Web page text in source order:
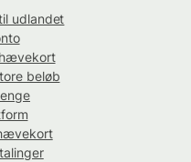
udlandet
beløb